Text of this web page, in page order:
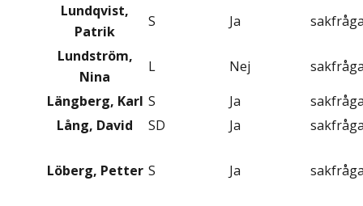
Lundqvist,
Patrik
S Ja
Lundström,
Nina
L Nej
Längberg, Karl S Ja
Lång, David
SD Ja
Löberg, Petter S Ja